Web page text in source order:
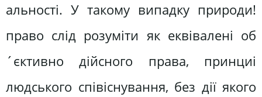
альності. У такому випадку природи!
право слід розуміти як еквівалені об
´єктивно дійсного права, принциі
людського співіснування, без дії якого